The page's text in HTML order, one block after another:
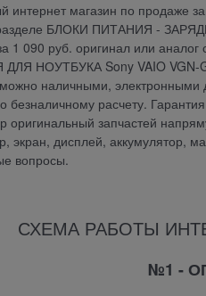
магазин по продаже
разделе БЛОКИ ПИТАНИЯ -
1 090 руб. оригинал или
НОУТБУКА Sony VAIO VGN-
наличными, электронными
безналичному расчету.
запчастей
экран, дисплей, аккумулятор,
вопросы.
СХЕМА РАБОТЫ
№1 -